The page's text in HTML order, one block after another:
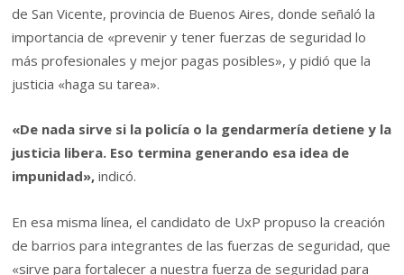
de San Vicente, provincia de Buenos Aires, donde señaló la
importancia de «prevenir y tener fuerzas de seguridad lo
más profesionales y mejor pagas posibles», y pidió que la
justicia «haga su tarea».
«De nada sirve si la policía o la gendarmería detiene y la
justicia libera. Eso termina generando esa idea de
impunidad», indicó.
En esa misma línea, el candidato de UxP propuso la creación
de barrios para integrantes de las fuerzas de seguridad, que
«sirve para fortalecer a nuestra fuerza de seguridad para